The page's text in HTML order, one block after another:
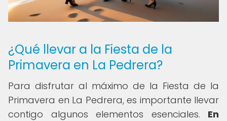
¿Qué llevar a la Fiesta de la
Primavera en La Pedrera?
Para disfrutar al máximo de la Fiesta de la
Primavera en La Pedrera, es importante llevar
contigo algunos elementos esenciales. En